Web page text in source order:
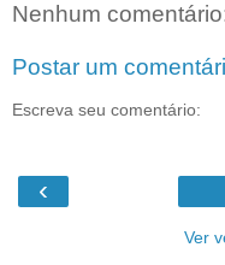
Nenhum
Postar um
Escreva seu comentário:
‹
Ver